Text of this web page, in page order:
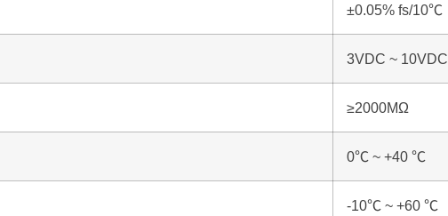
±0.05% fs/10℃
3VDC ~ 10VDC
≥2000MΩ
0℃ ~ +40 ℃
-10℃ ~ +60 ℃